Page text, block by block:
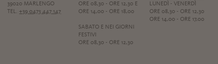
39020 MARLENGO
TEL.+39 0473 447 147
ORE 08,30 - ORE 12,30 E
ORE 14,00 - ORE 18,00
SABATO E NEI GIORNI
FESTIVI
ORE 08,30 - ORE 12,30
LUNEDÌ - VENERDÌ
ORE 08,30 - ORE 12,30
ORE 14,00 - ORE 17,00